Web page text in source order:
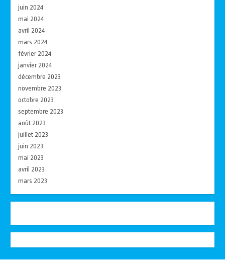
juin 2024
mai 2024
avril 2024
mars 2024
février 2024
janvier 2024
décembre 2023
novembre 2023
octobre 2023
septembre 2023
août 2023
juillet 2023
juin 2023
mai 2023
avril 2023
mars 2023